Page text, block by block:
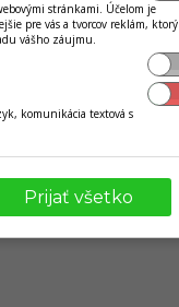
stránkami. Účelom je
pre vás a tvorcov reklám, ktorý
vášho záujmu.
komunikácia textová s
Prijať všetko
byiKelp